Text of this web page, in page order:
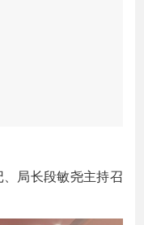
局长段敏尧主持召